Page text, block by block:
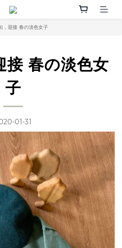
，迎接 春の淡色女子
接 春の淡色女
子
01-31